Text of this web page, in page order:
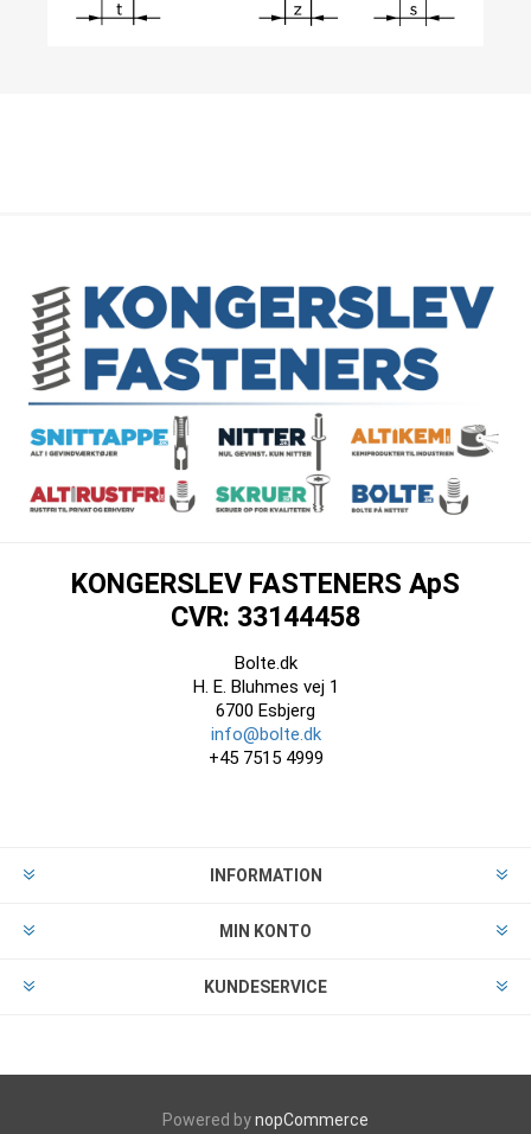
KONGERSLEV FASTENERS ApS
CVR: 33144458
Bolte.dk
H. E. Bluhmes vej 1
6700 Esbjerg
info@bolte.dk
+45 7515 4999
INFORMATION
MIN KONTO
KUNDESERVICE
Powered bynopCommerce